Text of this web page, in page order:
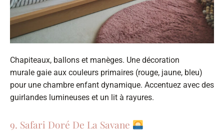
Chapiteaux, ballons et manèges. Une décoration
murale gaie aux couleurs primaires (rouge, jaune, bleu)
pour une chambre enfant dynamique. Accentuez avec des
guirlandes lumineuses et un lit à rayures.
9. Safari Doré De La Savane